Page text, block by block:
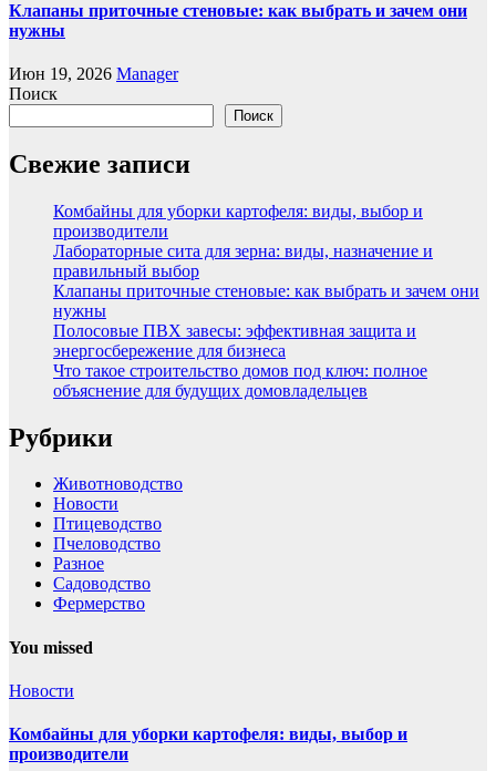
Клапаны приточные стеновые: как выбрать и зачем они
нужны
Июн 19, 2026 Manager
Поиск
Поиск
Свежие записи
Комбайны для уборки картофеля: виды, выбор и
производители
Лабораторные сита для зерна: виды, назначение и
правильный выбор
Клапаны приточные стеновые: как выбрать и зачем они
нужны
Полосовые ПВХ завесы: эффективная защита и
энергосбережение для бизнеса
Что такое строительство домов под ключ: полное
объяснение для будущих домовладельцев
Рубрики
Животноводство
Новости
Птицеводство
Пчеловодство
Разное
Садоводство
Фермерство
You missed
Новости
Комбайны для уборки картофеля: виды, выбор и
производители